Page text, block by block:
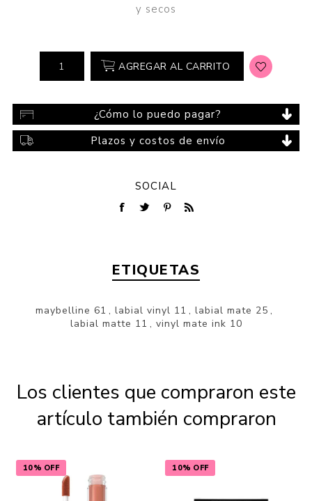
y secos
AGREGAR AL CARRITO
¿Cómo lo puedo pagar?
Plazos y costos de envío
SOCIAL
ETIQUETAS
maybelline 61 , labial vinyl 11 , labial mate 25 ,
labial matte 11 , vinyl mate ink 10
Los clientes que compraron este
artículo también compraron
10% OFF 10% OFF